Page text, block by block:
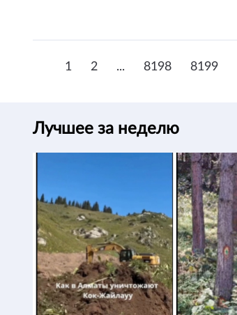
1 2 ... 8198 8199
Лучшее за неделю